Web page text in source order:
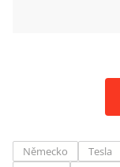
Německo Tesla